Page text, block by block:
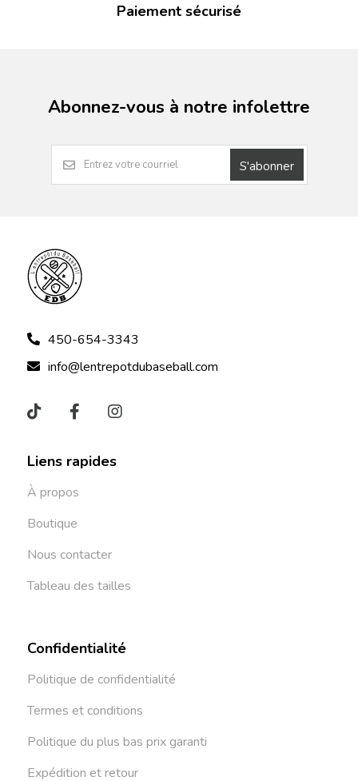
Paiement sécurisé
Abonnez-vous à notre infolettre
S'abonner
450-654-3343
info@lentrepotdubaseball.com
Liens rapides
À propos
Boutique
Nous contacter
Tableau des tailles
Confidentialité
Politique de confidentialité
Termes et conditions
Politique du plus bas prix garanti
Expédition et retour